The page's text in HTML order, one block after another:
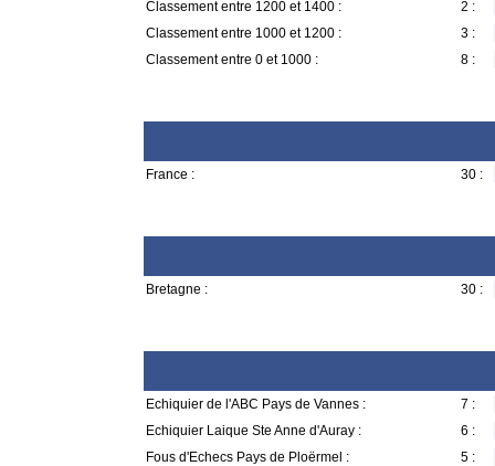
Classement entre 1200 et 1400 :
2 :
Classement entre 1000 et 1200 :
3 :
Classement entre 0 et 1000 :
8 :
France : 30 :
Bretagne : 30 :
Echiquier de l'ABC Pays de Vannes :
7 :
Echiquier Laique Ste Anne d'Auray :
6 :
Fous d'Echecs Pays de Ploërmel :
5 :